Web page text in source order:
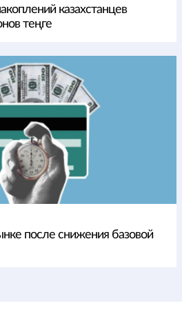
казахстанцев
теңге
после снижения базовой